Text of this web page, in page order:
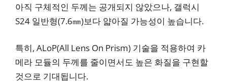
아직 구체적인 두께는 공개되지 않았으나, 갤럭시
S24 일반형(7.6㎜)보다 얇아질 가능성이 높습니다.
특히, ALoP(All Lens On Prism) 기술을 적용하여 카
메라 모듈의 두께를 줄이면서도 높은 화질을 구현할
것으로 기대됩니다.